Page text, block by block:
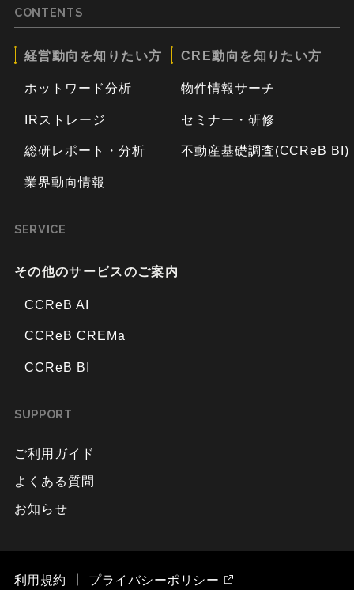
CONTENTS
経営動向を知りたい方
ホットワード分析
IRストレージ
総研レポート・分析
業界動向情報
CRE動向を知りたい方
物件情報サーチ
セミナー・研修
不動産基礎調査(CCReB BI)
SERVICE
その他のサービスのご案内
CCReB AI
CCReB CREMa
CCReB BI
SUPPORT
ご利用ガイド
よくある質問
お知らせ
利用規約 プライバシーポリシー